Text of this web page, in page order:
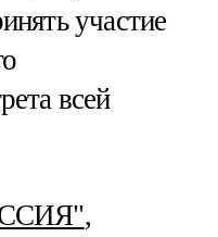
участие
всей
,